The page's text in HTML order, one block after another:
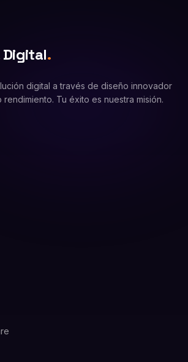
Digital.
digital a través de diseño innovador
Tu éxito es nuestra misión.